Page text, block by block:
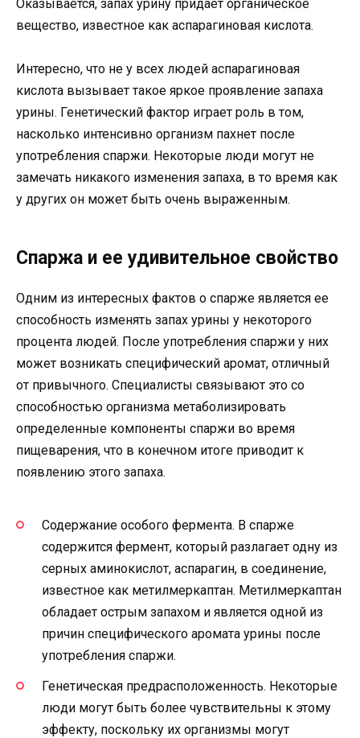
Оказывается, запах урину придает органическое
вещество, известное как аспарагиновая кислота.
Интересно, что не у всех людей аспарагиновая
кислота вызывает такое яркое проявление запаха
урины. Генетический фактор играет роль в том,
насколько интенсивно организм пахнет после
употребления спаржи. Некоторые люди могут не
замечать никакого изменения запаха, в то время как
у других он может быть очень выраженным.
Спаржа и ее удивительное свойство
Одним из интересных фактов о спарже является ее
способность изменять запах урины у некоторого
процента людей. После употребления спаржи у них
может возникать специфический аромат, отличный
от привычного. Специалисты связывают это со
способностью организма метаболизировать
определенные компоненты спаржи во время
пищеварения, что в конечном итоге приводит к
появлению этого запаха.
Содержание особого фермента. В спарже
содержится фермент, который разлагает одну из
серных аминокислот, аспарагин, в соединение,
известное как метилмеркаптан. Метилмеркаптан
обладает острым запахом и является одной из
причин специфического аромата урины после
употребления спаржи.
Генетическая предрасположенность. Некоторые
люди могут быть более чувствительны к этому
эффекту, поскольку их организмы могут